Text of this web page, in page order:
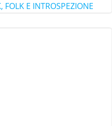
FOLK E INTROSPEZIONE